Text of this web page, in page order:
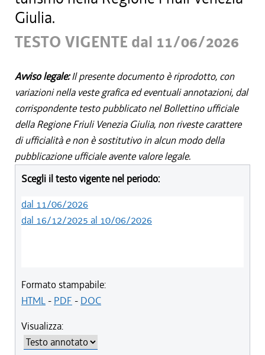
Giulia.
TESTO VIGENTE dal 11/06/2026
Avviso legale:Il presente documento è riprodotto, con
variazioni nella veste grafica ed eventuali annotazioni, dal
corrispondente testo pubblicato nel Bollettino ufficiale
della Regione Friuli Venezia Giulia, non riveste carattere
di ufficialità e non è sostitutivo in alcun modo della
pubblicazione ufficiale avente valore legale.
Scegli il testo vigente nel periodo:
dal 11/06/2026
dal 16/12/2025 al 10/06/2026
Formato stampabile:
HTML- PDF - DOC
Visualizza: